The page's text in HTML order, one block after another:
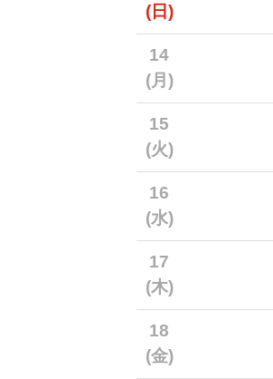
(日)
14
(月)
15
(火)
16
(水)
17
(木)
18
(金)